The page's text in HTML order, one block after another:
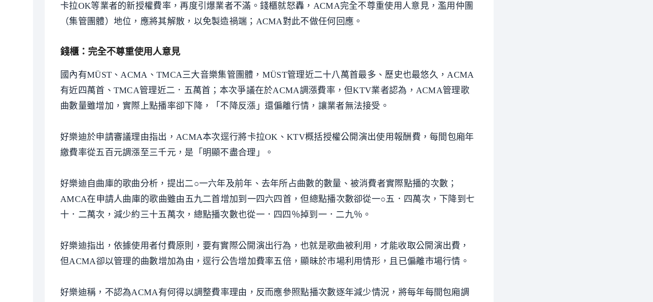
卡拉OK等業者的新授權費率，再度引爆業者不滿。錢櫃就怒轟，ACMA完全不尊重使用人意見，濫用仲團
（集管團體）地位，應將其解散，以免製造禍端；ACMA對此不做任何回應。
錢櫃：完全不尊重使用人意見
國內有MÜST、ACMA、TMCA三大音樂集管團體，MÜST管理近二十八萬首最多、歷史也最悠久，ACMA
有近四萬首、TMCA管理近二．五萬首；本次爭議在於ACMA調漲費率，但KTV業者認為，ACMA管理歌
曲數量雖增加，實際上點播率卻下降，「不降反漲」還偏離行情，讓業者無法接受。
好樂迪於申請審議理由指出，ACMA本次逕行將卡拉OK、KTV概括授權公開演出使用報酬費，每間包廂年
繳費率從五百元調漲至三千元，是「明顯不盡合理」。
好樂迪自曲庫的歌曲分析，提出二○一六年及前年、去年所占曲數的數量、被消費者實際點播的次數；
AMCA在申請人曲庫的歌曲雖由五九二首增加到一四六四首，但總點播次數卻從一○五．四萬次，下降到七
十．二萬次，減少約三十五萬次，總點播次數也從一．四四％掉到一．二九％。
好樂迪指出，依據使用者付費原則，要有實際公開演出行為，也就是歌曲被利用，才能收取公開演出費，
但ACMA卻以管理的曲數增加為由，逕行公告增加費率五倍，顯昧於市場利用情形，且已偏離市場行情。
好樂迪稱，不認為ACMA有何得以調整費率理由，反而應參照點播次數逐年減少情況，將每年每間包廂調